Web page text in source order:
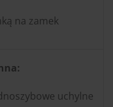
na zamek
uchylne